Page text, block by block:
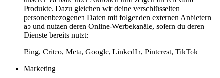
Produkte. Dazu gleichen wir deine verschlüsselten
personenbezogenen Daten mit folgenden externen Anbietern
ab und nutzen deren Online-Werbekanäle, sofern du deren
Dienste bereits nutzt:
Bing, Criteo, Meta, Google, LinkedIn, Pinterest, TikTok
Marketing